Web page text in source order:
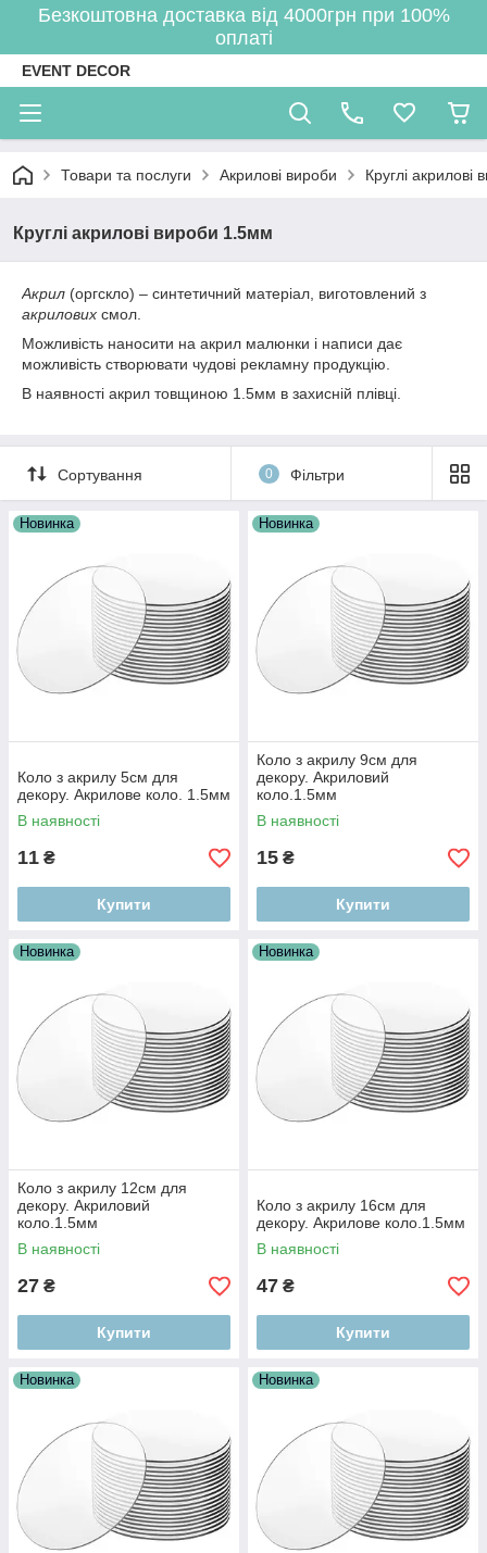
Безкоштовна доставка від 4000грн при 100%
оплаті
EVENT DECOR
Товари та послуги Акрилові вироби Круглі
Круглі акрилові вироби 1.5мм
Акрил (оргскло) – синтетичний матеріал, виготовлений з
акрилових смол.
Можливість наносити на акрил малюнки і написи дає
можливість створювати чудові рекламну продукцію.
В наявності акрил товщиною 1.5мм в захисній плівці.
Сортування 0 Фільтри
Новинка
Коло з акрилу 5см для
декору. Акрилове коло. 1.5мм
В наявності
11 ₴
Купити
Новинка
Коло з акрилу 9см для
декору. Акриловий
коло.1.5мм
В наявності
15 ₴
Купити
Новинка
Коло з акрилу 12см для
декору. Акриловий
коло.1.5мм
В наявності
27 ₴
Купити
Новинка
Коло з акрилу 16см для
декору. Акрилове коло.1.5мм
В наявності
47 ₴
Купити
Новинка Новинка